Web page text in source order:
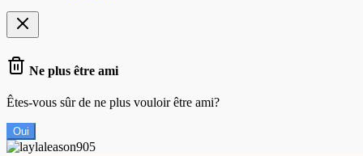
Ne plus être ami
Êtes-vous sûr de ne plus vouloir être ami?
Oui